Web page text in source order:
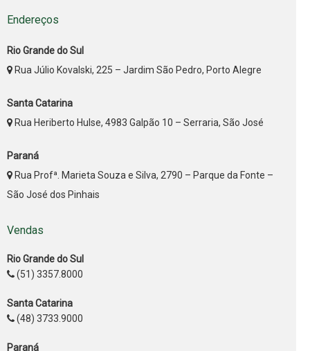
Endereços
Rio Grande do Sul
Rua Júlio Kovalski, 225 – Jardim São Pedro, Porto Alegre
Santa Catarina
Rua Heriberto Hulse, 4983 Galpão 10 – Serraria, São José
Paraná
Rua Profª. Marieta Souza e Silva, 2790 – Parque da Fonte –
São José dos Pinhais
Vendas
Rio Grande do Sul
(51) 3357.8000
Santa Catarina
(48) 3733.9000
Paraná